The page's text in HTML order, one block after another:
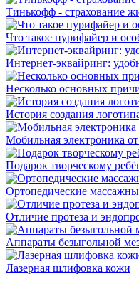
Тинькофф - страхование
Что такое пурифайер и
Интернет-эквайринг:
Несколько основных
История создания
Мобильная электроника
Подарок творческому
Ортопедические
Отличие протеза и
Аппараты безыгольной
Лазерная шлифовка кожи